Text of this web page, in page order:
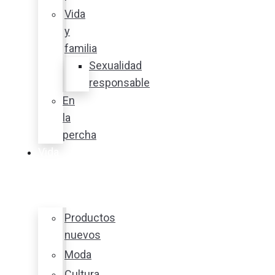
Vida
y
familia
Sexualidad
responsable
En
la
percha
Productos
nuevos
Moda